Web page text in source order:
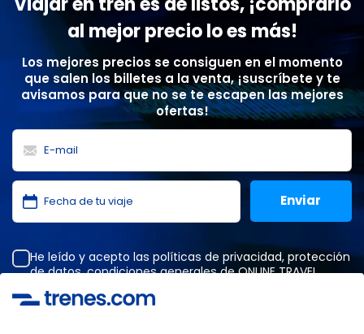
al mejor precio lo es más!
Los mejores precios se consiguen en el momento
que salen los billetes a la venta, ¡suscríbete y te
avisamos para que no se te escapen las mejores
ofertas!
He leído y acepto las políticas de privacidad, protección
de datos,condiciones generalesde ONLINE TRAVEL